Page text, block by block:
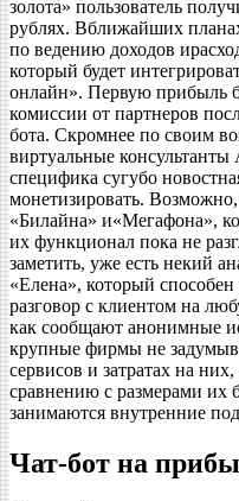
золота» пользователь
рублях. Вближайших
по ведению доходов
который будет
онлайн». Первую прибыль
комиссии от партнеров
бота. Скромнее по своим
виртуальные
специфика сугубо
монетизировать.
«Билайна» и«Мегафона»,
их функционал пока не
заметить, уже есть некий
«Елена», который способен
разговор с клиентом на
как сообщают анонимные
крупные фирмы не
сервисов и затратах на
сравнению с размерами их
занимаются внутренние
Чат-бот на